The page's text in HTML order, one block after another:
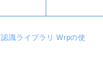
識ライブラリ Wrpの使